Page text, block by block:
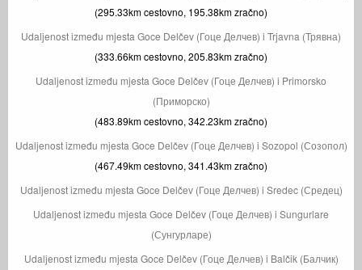
(295.33km cestovno, 195.38km zračno)
Udaljenost između mjesta Goce Delčev (Гоце Делчев) i Trjavna (Трявна)
(333.66km cestovno, 205.83km zračno)
Udaljenost između mjesta Goce Delčev (Гоце Делчев) i Primorsko
(Приморско)
(483.89km cestovno, 342.23km zračno)
Udaljenost između mjesta Goce Delčev (Гоце Делчев) i Sozopol (Созопол)
(467.49km cestovno, 341.43km zračno)
Udaljenost između mjesta Goce Delčev (Гоце Делчев) i Sredec (Средец)
Udaljenost između mjesta Goce Delčev (Гоце Делчев) i Sungurlare
(Сунгурларе)
Udaljenost između mjesta Goce Delčev (Гоце Делчев) i Balčik (Балчик)